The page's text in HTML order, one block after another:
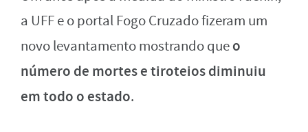
a UFF e o portal Fogo Cruzado fizeram um
novo levantamento mostrando queo
número de mortes e tiroteios diminuiu
em todo o estado.